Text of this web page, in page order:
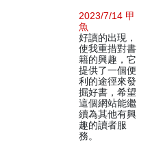
2023/7/14 甲
魚
好讀的出現，
使我重措對書
籍的興趣，它
提供了一個便
利的途徑來發
掘好書，希望
這個網站能繼
續為其他有興
趣的讀者服
務。